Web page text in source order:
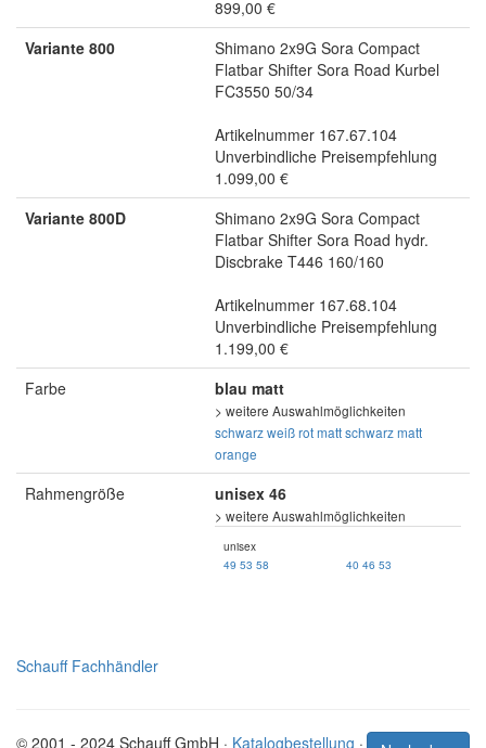
899,00 €
Variante 800
Shimano 2x9G Sora Compact
Flatbar Shifter Sora Road Kurbel
FC3550 50/34
Artikelnummer 167.67.104
Unverbindliche Preisempfehlung
1.099,00 €
Variante 800D
Shimano 2x9G Sora Compact
Flatbar Shifter Sora Road hydr.
Discbrake T446 160/160
Artikelnummer 167.68.104
Unverbindliche Preisempfehlung
1.199,00 €
Farbe
blau matt
> weitere Auswahlmöglichkeiten
schwarzweißrot mattschwarz matt
orange
Rahmengröße unisex 46
> weitere Auswahlmöglichkeiten
unisex
49 53 58 40 46 53
Schauff Fachhändler
© 2001 - 2024 Schauff GmbH · Katalogbestellung ·